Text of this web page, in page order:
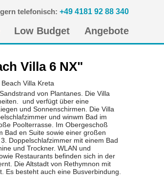
telefonisch: +49 4181 92 88 340
Low Budget Angebote
Villa 6 NX"
Villa Kreta
von Plantanes. Die Villa
und verfügt über eine
und Sonnenschirmen. Die Villa
und winwm Bad im
Poolterrasse. Im Obergeschoß
Bad en Suite sowie einer großen
Doppelschlafzimmer mit einem Bad
und Trockner. WLAN und
Restaurants befinden sich in der
Die Altstadt von Rethymnon mit
Es besteht auch eine Busverbindung.